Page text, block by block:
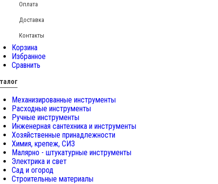
Оплата
Доставка
Контакты
Корзина
Избранное
Сравнить
Механизированные инструменты
Расходные инструменты
Ручные инструменты
Инженерная сантехника и инструменты
Хозяйственные принадлежности
Химия, крепеж, СИЗ
Малярно - штукатурные инструменты
Электрика и свет
Сад и огород
Строительные материалы